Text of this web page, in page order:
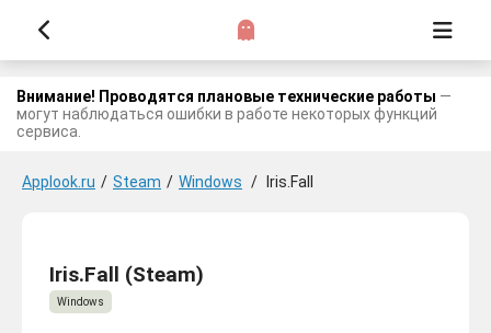
Внимание! Проводятся плановые технические работы —
могут наблюдаться ошибки в работе некоторых функций
сервиса.
Applook.ru / Steam / Windows / Iris.Fall
Iris.Fall (Steam)
Windows